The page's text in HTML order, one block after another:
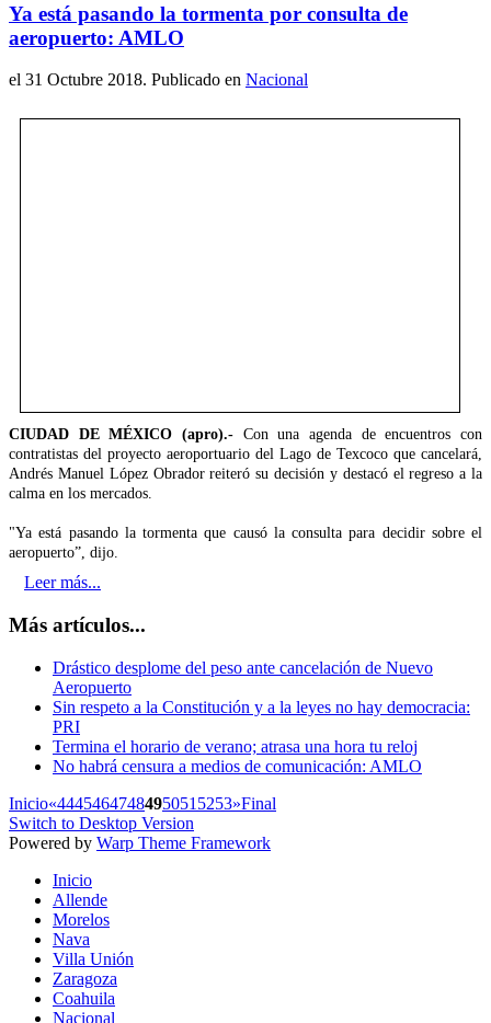
Ya está pasando la tormenta por consulta de
aeropuerto: AMLO
el 31 Octubre 2018. Publicado en Nacional
CIUDAD DE MÉXICO (apro).- Con una agenda de encuentros con
contratistas del proyecto aeroportuario del Lago de Texcoco que cancelará,
Andrés Manuel López Obrador reiteró su decisión y destacó el regreso a la
calma en los mercados.
"Ya está pasando la tormenta que causó la consulta para decidir sobre el
aeropuerto”, dijo.
Leer más...
Más artículos...
Drástico desplome del peso ante cancelación de Nuevo
Aeropuerto
Sin respeto a la Constitución y a la leyes no hay democracia:
PRI
Termina el horario de verano; atrasa una hora tu reloj
No habrá censura a medios de comunicación: AMLO
Inicio«4445464748495051 5253»Final
Switch to Desktop Version
Powered by Warp Theme Framework
Inicio
Allende
Morelos
Nava
Villa Unión
Zaragoza
Coahuila
Nacional